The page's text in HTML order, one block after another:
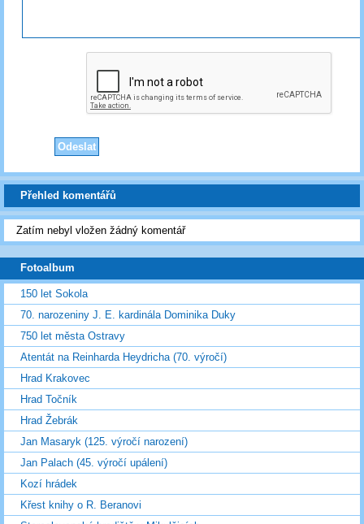
Přehled komentářů
Zatím nebyl vložen žádný komentář
Fotoalbum
150 let Sokola
70. narozeniny J. E. kardinála Dominika Duky
750 let města Ostravy
Atentát na Reinharda Heydricha (70. výročí)
Hrad Krakovec
Hrad Točník
Hrad Žebrák
Jan Masaryk (125. výročí narození)
Jan Palach (45. výročí upálení)
Kozí hrádek
Křest knihy o R. Beranovi